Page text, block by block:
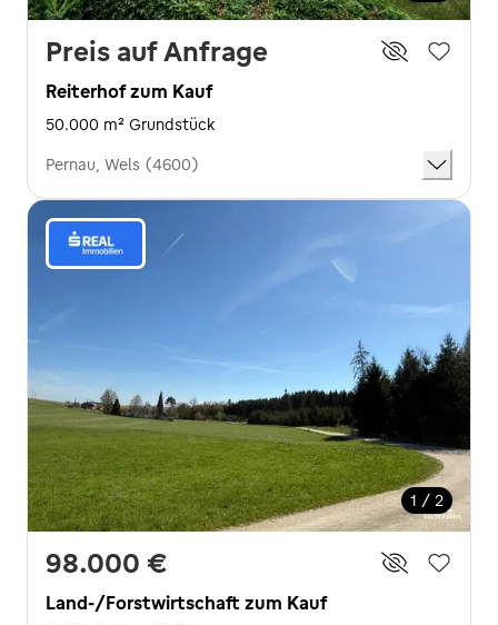
Preis auf Anfrage
Reiterhof zum Kauf
50.000 m² Grundstück
Pernau, Wels (4600)
1 / 2
98.000 €
Land-/Forstwirtschaft zum Kauf